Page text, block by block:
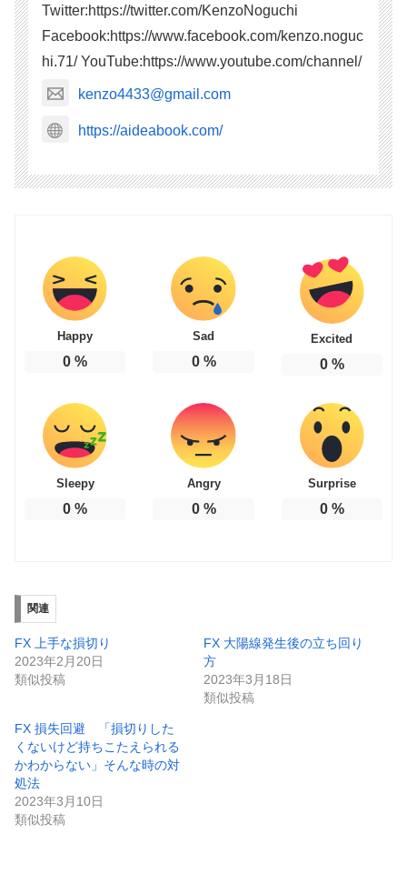
Twitter:https://twitter.com/KenzoNoguchi
Facebook:https://www.facebook.com/kenzo.noguc
hi.71/ YouTube:https://www.youtube.com/channel/
kenzo4433@gmail.com
https://aideabook.com/
Happy
0 %
Sad
0%
Excited
0%
Sleepy
0 %
Angry
0%
Surprise
0%
関連
FX 上手な損切り
2023年2月20日
類似投稿
FX 大陽線発生後の立ち回り
方
2023年3月18日
類似投稿
FX 損失回避 「損切りした
くないけど持ちこたえられる
かわからない」そんな時の対
処法
2023年3月10日
類似投稿